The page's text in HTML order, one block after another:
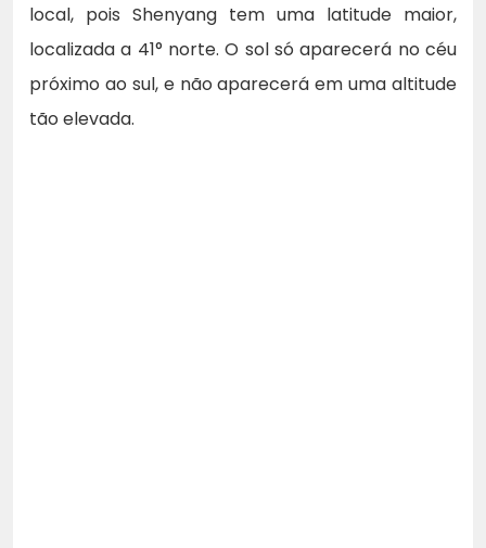
local, pois Shenyang tem uma latitude maior,
localizada a 41° norte. O sol só aparecerá no céu
próximo ao sul, e não aparecerá em uma altitude
tão elevada.